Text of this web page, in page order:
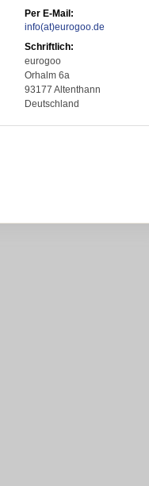
Per E-Mail:
info(at)eurogoo.de
Schriftlich:
eurogoo
Orhalm 6a
93177 Altenthann
Deutschland